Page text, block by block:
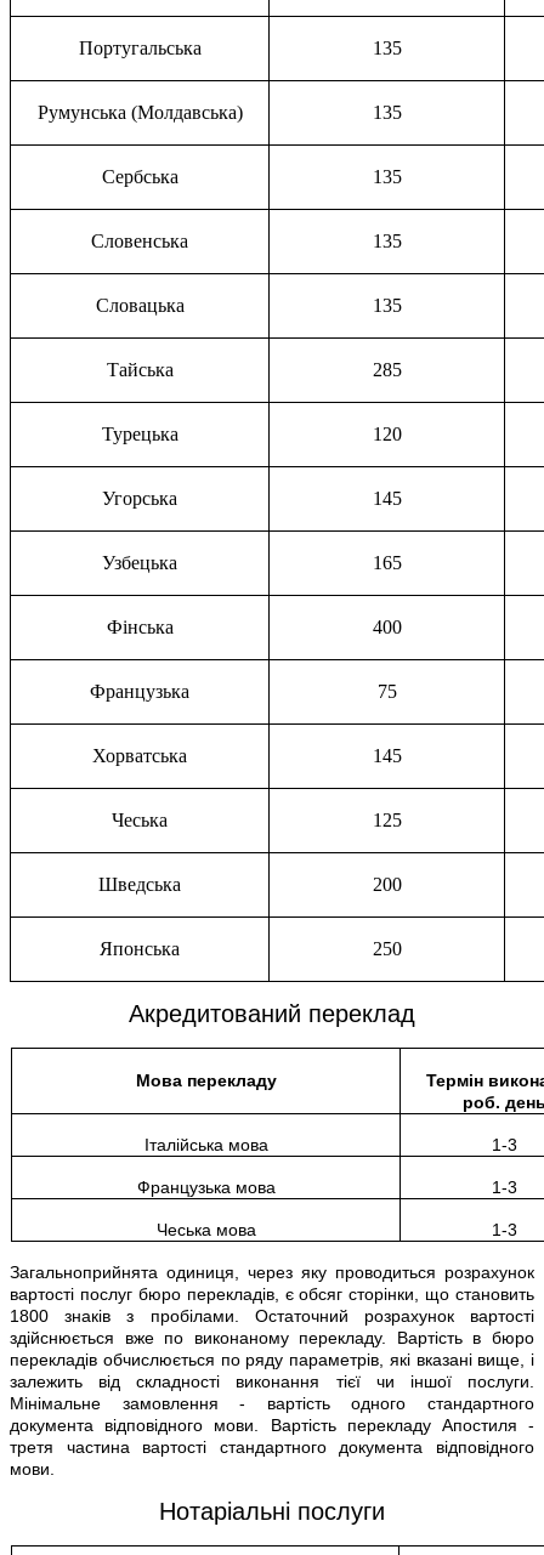
Португальська 135
Румунська (Молдавська) 135
Сербська 135
Словенська 135
Словацька 135
Тайська 285
Турецька 120
Угорська 145
Узбецька 165
Фінська 400
Французька 75
Хорватська 145
Чеська 125
Шведська 200
Японська 250
Акредитований переклад
Мова перекладу
Термін
роб.
Італійська мова 1-3
Французька мова 1-3
Чеська мова 1-3
Загальноприйнята одиниця, через яку проводиться розрахунок
вартості послуг бюро перекладів, є обсяг сторінки, що становить
1800 знаків з пробілами. Остаточний розрахунок вартості
здійснюється вже по виконаному перекладу. Вартість в бюро
перекладів обчислюється по ряду параметрів, які вказані вище, і
залежить від складності виконання тієї чи іншої послуги.
Мінімальне замовлення - вартість одного стандартного
документа відповідного мови. Вартість перекладу Апостиля -
третя частина вартості стандартного документа відповідного
мови.
Нотаріальні послуги